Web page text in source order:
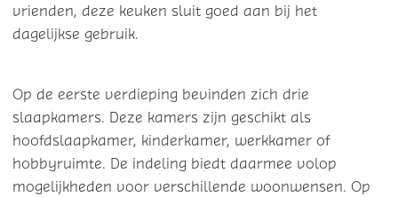
vrienden, deze keuken sluit goed aan bij het
dagelijkse gebruik.
Op de eerste verdieping bevinden zich drie
slaapkamers. Deze kamers zijn geschikt als
hoofdslaapkamer, kinderkamer, werkkamer of
hobbyruimte. De indeling biedt daarmee volop
mogelijkheden voor verschillende woonwensen. Op